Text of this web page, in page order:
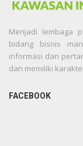
Menjadi lembaga
bidang bisnis
informasi dan
dan memiliki
FACEBOOK